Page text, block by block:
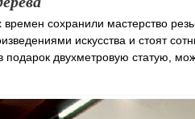
времен сохранили мастерство
искусства и стоят
подарок двухметровую статую,